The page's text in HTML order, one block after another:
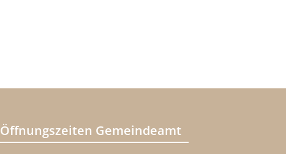
Öffnungszeiten Gemeindeamt